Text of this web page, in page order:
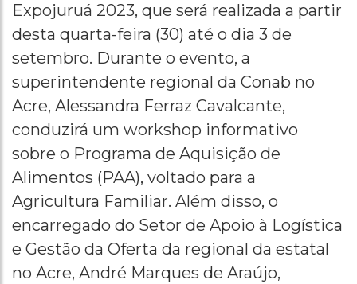
Expojuruá 2023, que será realizada a partir
desta quarta-feira (30) até o dia 3 de
setembro. Durante o evento, a
superintendente regional da Conab no
Acre, Alessandra Ferraz Cavalcante,
conduzirá um workshop informativo
sobre o Programa de Aquisição de
Alimentos (PAA), voltado para a
Agricultura Familiar. Além disso, o
encarregado do Setor de Apoio à Logística
e Gestão da Oferta da regional da estatal
no Acre, André Marques de Araújo,